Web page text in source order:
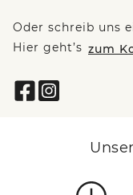
Oder schreib uns
Hier geht’s zum